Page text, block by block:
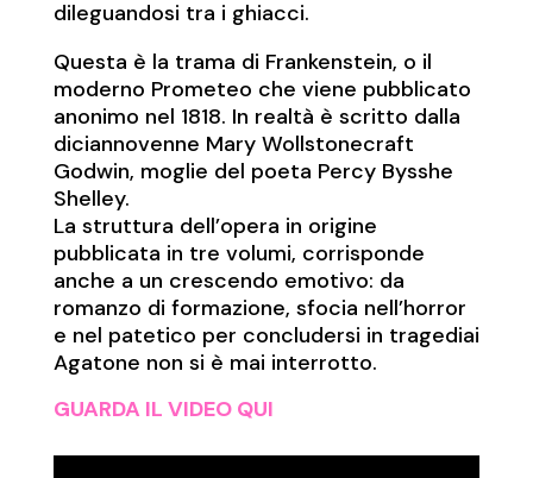
dileguandosi tra i ghiacci.
Questa è la trama di Frankenstein, o il
moderno Prometeo che viene pubblicato
anonimo nel 1818. In realtà è scritto dalla
diciannovenne Mary Wollstonecraft
Godwin, moglie del poeta Percy Bysshe
Shelley.
La struttura dell’opera in origine
pubblicata in tre volumi, corrisponde
anche a un crescendo emotivo: da
romanzo di formazione, sfocia nell’horror
e nel patetico per concludersi in tragediai
Agatone non si è mai interrotto.
GUARDA IL VIDEO QUI